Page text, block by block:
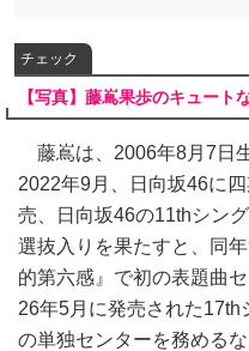
チェック
【写真】藤嶌果歩のキュート
藤嶌は、2006年8月7日
2022年9月、日向坂46に
売、日向坂46の11thシン
選抜入りを果たすと、同
的第六感』で初の表題曲
26年5月に発売された
の単独センターを務める